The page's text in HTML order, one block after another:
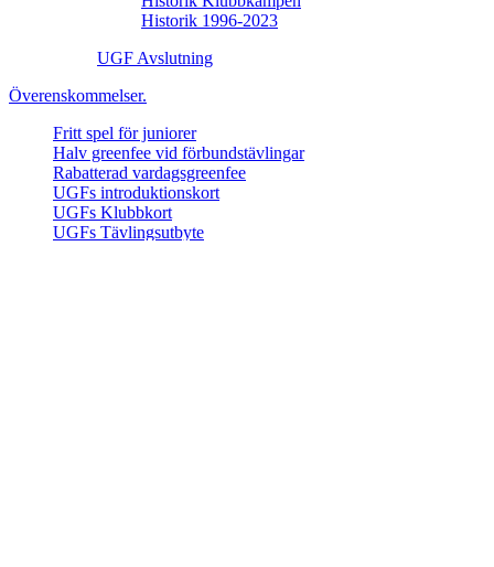
Historik 1996-2023
UGF Avslutning
Överenskommelser.
Fritt spel för juniorer
Halv greenfee vid förbundstävlingar
Rabatterad vardagsgreenfee
UGFs introduktionskort
UGFs Klubbkort
UGFs Tävlingsutbyte